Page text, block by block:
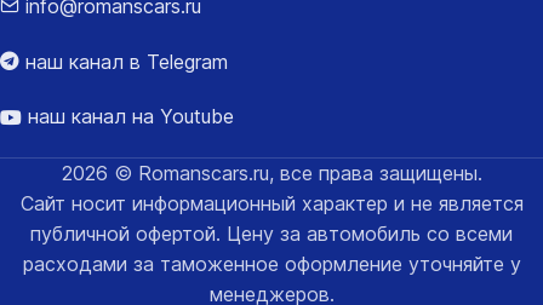
info@romanscars.ru
наш канал в Telegram
наш канал на Youtube
2026 © Romanscars.ru, все права защищены.
Сайт носит информационный характер и не является
публичной офертой. Цену за автомобиль со всеми
расходами за таможенное оформление уточняйте у
менеджеров.